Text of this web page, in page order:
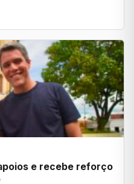
e recebe reforço